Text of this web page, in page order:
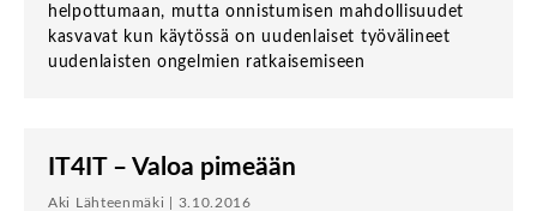
helpottumaan, mutta onnistumisen mahdollisuudet
kasvavat kun käytössä on uudenlaiset työvälineet
uudenlaisten ongelmien ratkaisemiseen
IT4IT – Valoa pimeään
Aki Lähteenmäki | 3.10.2016